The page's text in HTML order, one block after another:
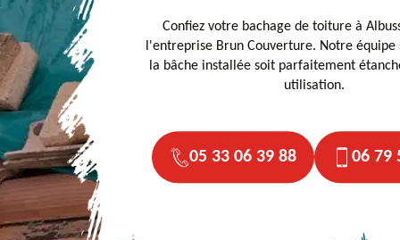
Confiez votre bachage de toiture à
l'entreprise Brun Couverture. Notre équipe
la bâche installée soit parfaitement
utilisation.
05 33 06 39 88 06 79